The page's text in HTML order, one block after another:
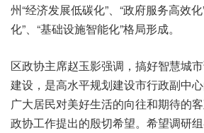
州“经济发展低碳化”、“政府服务高效
化”、“基础设施智能化”格局形成。
区政协主席赵玉影强调，搞好智慧城
建设，是高水平规划建设市行政副中
广大居民对美好生活的向往和期待的
政协工作提出的殷切希望。希望调研